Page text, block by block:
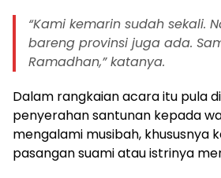
“Kami kemarin sudah sekali.
bareng provinsi juga ada.
Ramadhan,” katanya.
Dalam rangkaian acara itu pula
penyerahan santunan kepada
mengalami musibah, khususnya
pasangan suami atau istrinya